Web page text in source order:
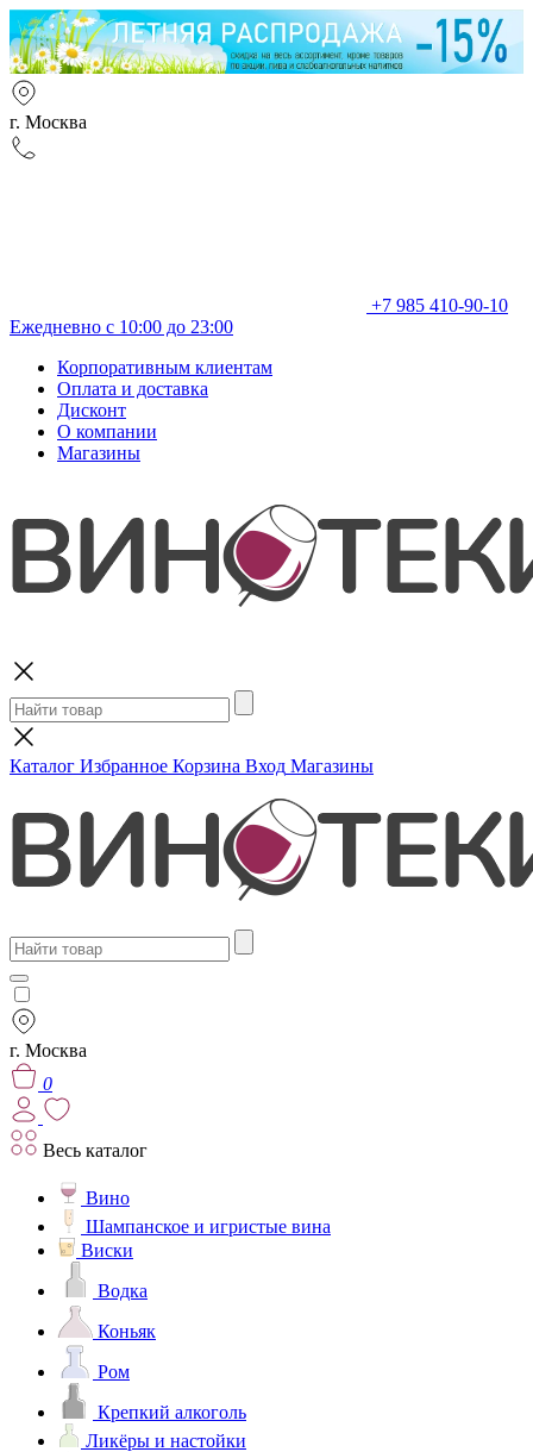
г. Москва
+7 985 410-90-10
Ежедневно с 10:00 до 23:00
Корпоративным клиентам
Оплата и доставка
Дисконт
О компании
Магазины
Каталог Избранное Корзина Вход Магазины
г. Москва
0
Весь каталог
Вино
Шампанское и игристые вина
Виски
Водка
Коньяк
Ром
Крепкий алкоголь
Ликёры и настойки